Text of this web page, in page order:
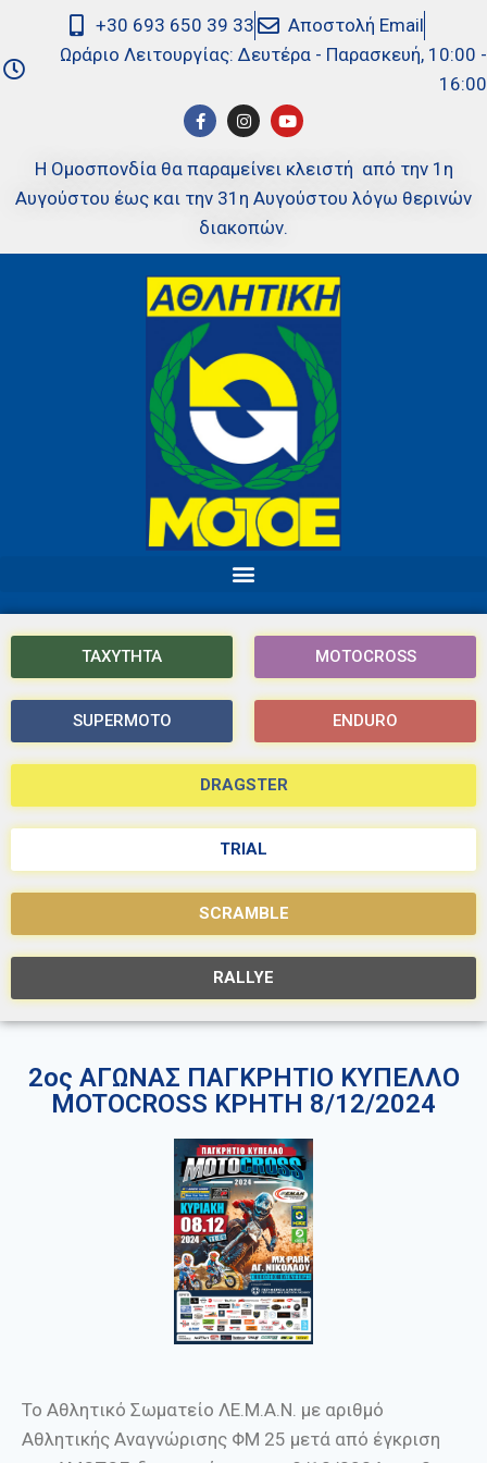
+30 693 650 39 33
Αποστολή Email
Ωράριο Λειτουργίας: Δευτέρα - Παρασκευή, 10:00 -
16:00
Η Ομοσπονδία θα παραμείνει κλειστή από την 1η
Αυγούστου έως και την 31η Αυγούστου λόγω θερινών
διακοπών.
ΤΑΧΥΤΗΤΑ MOTOCROSS
SUPERMOTO ENDURO
DRAGSTER
TRIAL
SCRAMBLE
RALLYE
2ος ΑΓΩΝΑΣ ΠΑΓΚΡΗΤΙΟ ΚΥΠΕΛΛΟ
MOTOCROSS ΚΡΗΤΗ 8/12/2024
Το Αθλητικό Σωματείο ΛΕ.Μ.Α.Ν. με αριθμό
Αθλητικής Αναγνώρισης ΦΜ 25 μετά από έγκριση